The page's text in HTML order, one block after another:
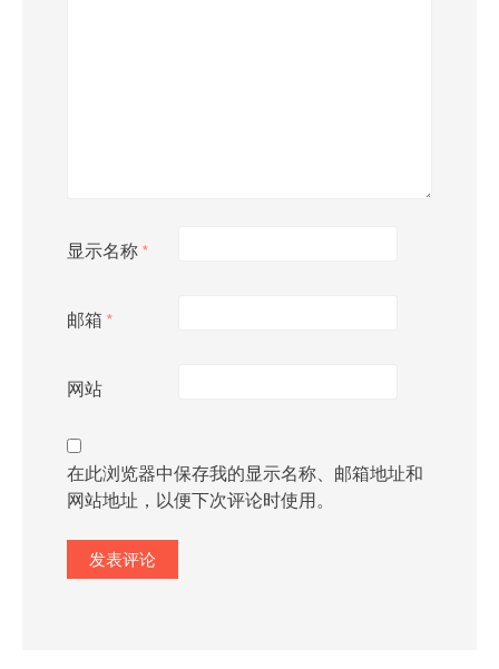
显示名称 *
邮箱 *
网站
在此浏览器中保存我的显示名称、邮箱地址和
网站地址，以便下次评论时使用。